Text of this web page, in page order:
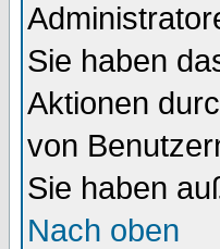
Sie haben
Aktionen
von
Sie haben
Nach oben